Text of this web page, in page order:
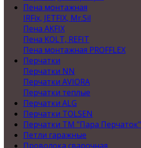
Пена монтажная
IRFix, JETFIX, Mr.Sil
Пена AKFIX
Пена KOLT, REFIT
Пена монтажная PROFFLEX
Перчатки
Перчатки NN
Перчатки AVIORA
Перчатки теплые
Перчатки ALG
Перчатки TOLSEN
Перчатки ТМ "Пара Перчаток"
Петли гаражные
Проволока сварочная